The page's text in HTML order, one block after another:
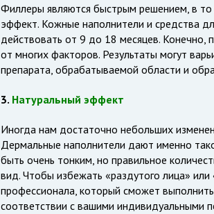
Филлеры являются быстрым решением, в
эффект. Кожные наполнители и средства
действовать от 9 до 18 месяцев. Конечно,
от многих факторов. Результаты могут
препарата, обрабатываемой области и
3. Натуральный эффект
Иногда нам достаточно небольших
Дермальные наполнители дают именно
быть очень тонким, но правильное
вид. Чтобы избежать «раздутого лица» или
профессионала, который сможет
соответствии с вашими индивидуальными